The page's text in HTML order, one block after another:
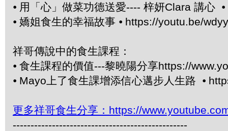
⦁ 用「心」做菜功德送愛---- 梓妍Clara 講心 ⦁
⦁ 嬌姐食生的幸福故事 ⦁ https://youtu.be/
祥哥傳說中的食生課程：
⦁ 食生課程的價值---黎曉陽分享https://
⦁ Mayo上了食生課增添信心邁步人生路 ⦁
更多祥哥食生分享：https://
-------------------------------------------------